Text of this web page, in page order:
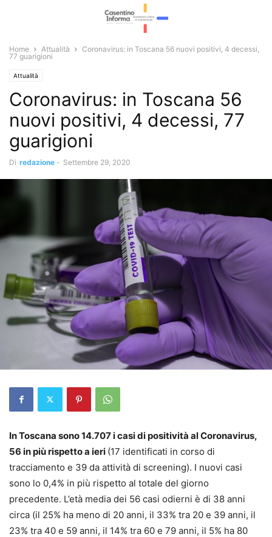
Home Attualità
Coronavirus: in Toscana 56 nuovi positivi, 4 decessi,
77 guarigioni
Attualità
Coronavirus: in Toscana 56
nuovi positivi, 4 decessi, 77
guarigioni
Di redazione - Settembre 29, 2020
In Toscana sono 14.707 i casi di positività al Coronavirus,
56 in più rispetto a ieri (17 identificati in corso di
tracciamento e 39 da attività di screening). I nuovi casi
sono lo 0,4% in più rispetto al totale del giorno
precedente. L’età media dei 56 casi odierni è di 38 anni
circa (il 25% ha meno di 20 anni, il 33% tra 20 e 39 anni, il
23% tra 40 e 59 anni, il 14% tra 60 e 79 anni, il 5% ha 80